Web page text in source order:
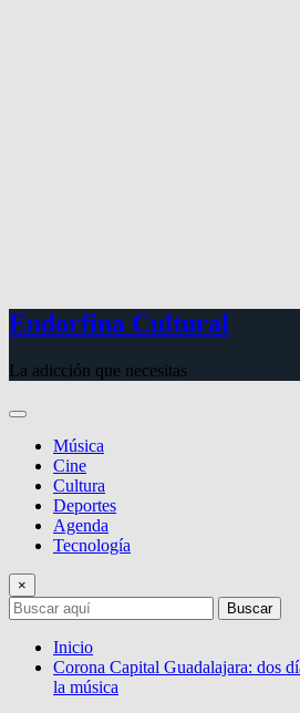
Endorfina Cultural
La adicción que necesitas
Música
Cine
Cultura
Deportes
Agenda
Tecnología
×
Buscar
Inicio
Corona Capital Guadalajara: dos
la música